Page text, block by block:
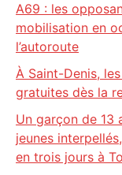
A69 : les
mobilisation en
l’autoroute
À Saint-Denis,
gratuites dès la
Un garçon de 13
jeunes
en trois jours à